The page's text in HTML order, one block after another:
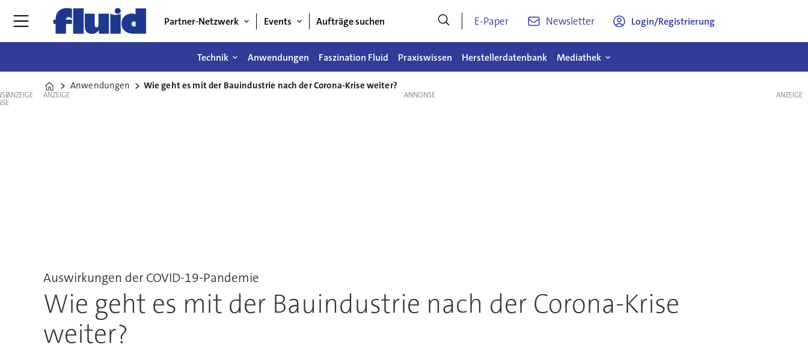
Partner-Netzwerk Events Aufträge suchen E-Paper Newsletter Login/Registrierung
Technik Anwendungen Faszination Fluid Praxiswissen Herstellerdatenbank Mediathek
Home
Anwendungen Wie geht es mit der Bauindustrie nach der Corona-Krise weiter?
ANZEIGE ANZEIGE
Auswirkungen der COVID-19-Pandemie
Wie geht es mit der Bauindustrie nach der Corona-Krise
weiter?
ANZEIGE